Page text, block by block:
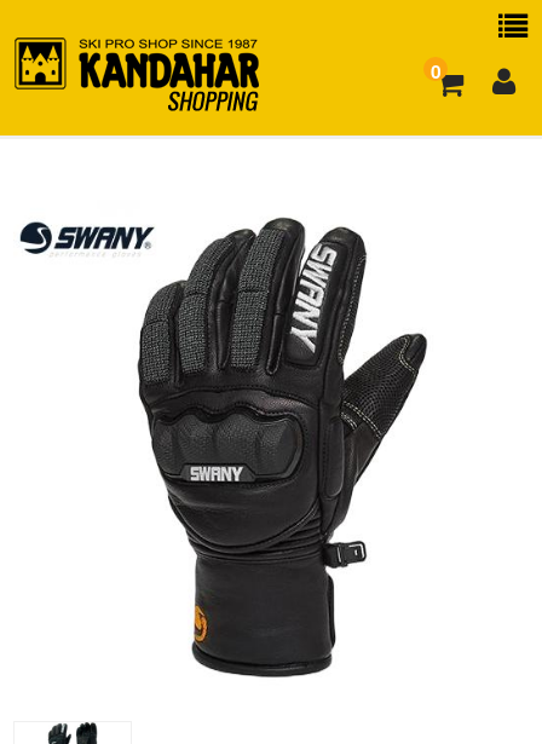
0
よくある質問